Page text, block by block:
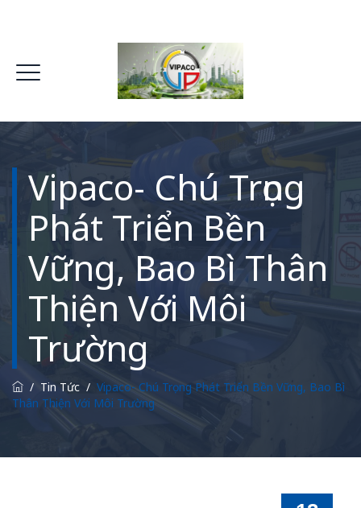
Vipaco- Chú Trọng
Phát Triển Bền
Vững, Bao Bì Thân
Thiện Với Môi
Trường
/ Tin Tức / Vipaco- Chú Trọng Phát Triển Bền Vững, Bao Bì
Thân Thiện Với Môi Trường